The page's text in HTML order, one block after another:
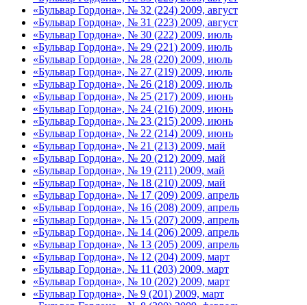
«Бульвар Гордона», № 32 (224) 2009, август
«Бульвар Гордона», № 31 (223) 2009, август
«Бульвар Гордона», № 30 (222) 2009, июль
«Бульвар Гордона», № 29 (221) 2009, июль
«Бульвар Гордона», № 28 (220) 2009, июль
«Бульвар Гордона», № 27 (219) 2009, июль
«Бульвар Гордона», № 26 (218) 2009, июль
«Бульвар Гордона», № 25 (217) 2009, июнь
«Бульвар Гордона», № 24 (216) 2009, июнь
«Бульвар Гордона», № 23 (215) 2009, июнь
«Бульвар Гордона», № 22 (214) 2009, июнь
«Бульвар Гордона», № 21 (213) 2009, май
«Бульвар Гордона», № 20 (212) 2009, май
«Бульвар Гордона», № 19 (211) 2009, май
«Бульвар Гордона», № 18 (210) 2009, май
«Бульвар Гордона», № 17 (209) 2009, апрель
«Бульвар Гордона», № 16 (208) 2009, апрель
«Бульвар Гордона», № 15 (207) 2009, апрель
«Бульвар Гордона», № 14 (206) 2009, апрель
«Бульвар Гордона», № 13 (205) 2009, апрель
«Бульвар Гордона», № 12 (204) 2009, март
«Бульвар Гордона», № 11 (203) 2009, март
«Бульвар Гордона», № 10 (202) 2009, март
«Бульвар Гордона», № 9 (201) 2009, март